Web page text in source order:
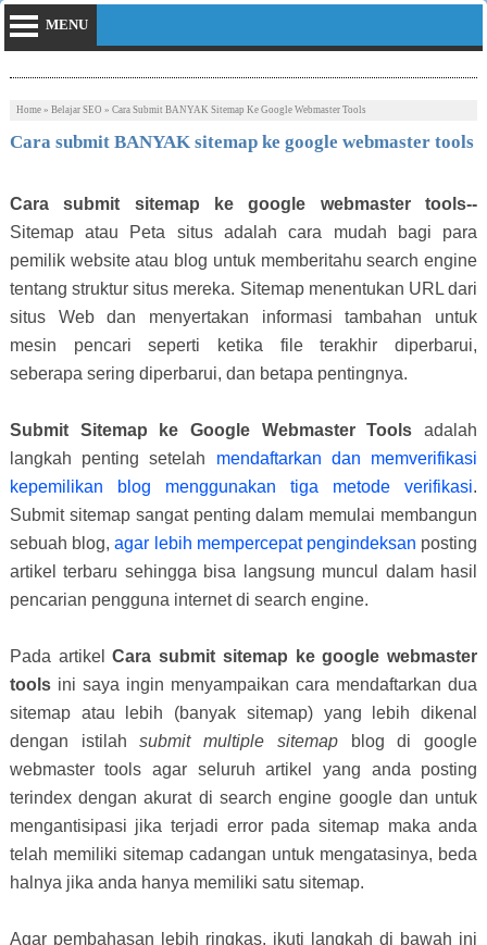
MENU
Home» Belajar SEO » Cara Submit BANYAK Sitemap Ke Google Webmaster Tools
Cara submit BANYAK sitemap ke google webmaster tools
Cara submit sitemap ke google webmaster tools--
Sitemap atau Peta situs adalah cara mudah bagi para
pemilik website atau blog untuk memberitahu search engine
tentang struktur situs mereka. Sitemap menentukan URL dari
situs Web dan menyertakan informasi tambahan untuk
mesin pencari seperti ketika file terakhir diperbarui,
seberapa sering diperbarui, dan betapa pentingnya.
Submit Sitemap ke Google Webmaster Tools adalah
langkah penting setelah mendaftarkan dan memverifikasi
kepemilikan blog menggunakan tiga metode verifikasi.
Submit sitemap sangat penting dalam memulai membangun
sebuah blog,agar lebih mempercepat pengindeksan posting
artikel terbaru sehingga bisa langsung muncul dalam hasil
pencarian pengguna internet di search engine.
Pada artikelCara submit sitemap ke google webmaster
toolsini saya ingin menyampaikan cara mendaftarkan dua
sitemap atau lebih (banyak sitemap) yang lebih dikenal
dengan istilahsubmit multiple sitemapblog di google
webmaster tools agar seluruh artikel yang anda posting
terindex dengan akurat di search engine google dan untuk
mengantisipasi jika terjadi error pada sitemap maka anda
telah memiliki sitemap cadangan untuk mengatasinya, beda
halnya jika anda hanya memiliki satu sitemap.
Agar pembahasan lebih ringkas, ikuti langkah di bawah ini